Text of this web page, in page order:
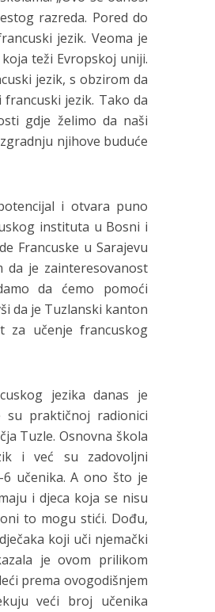
razreda. Pored do
jezik. Veoma je
teži Evropskoj uniji.
jezik, s obzirom da
jezik. Tako da
gdje želimo da naši
njihove buduće
i otvara puno
instituta u Bosni i
Francuske u Sarajevu
da je zainteresovanost
da ćemo pomoći
da je Tuzlanski kanton
za učenje francuskog
jezika danas je
su praktičnoj radionici
Tuzle. Osnovna škola
i već su zadovoljni
učenika. A ono što je
i djeca koja se nisu
to mogu stići. Dođu,
koji uči njemački
je ovom prilikom
prema ovogodišnjem
veći broj učenika